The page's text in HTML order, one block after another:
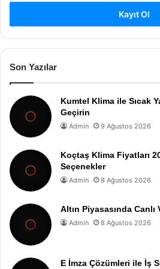
Kayıt Ol
Son Yazılar
Kumtel Klima ile Sıcak
Geçirin
Admin 9 Ağustos 2026
Koçtaş Klima Fiyatları
Seçenekler
Admin 8 Ağustos 2026
Altın Piyasasında Canlı
Admin 8 Ağustos 2026
E İmza Çözümleri ile İş